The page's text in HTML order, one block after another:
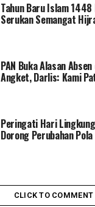
Tahun Baru Islam
Serukan Semangat
PAN Buka Alasan
Angket, Darlis: Kami
Peringati Hari
Dorong Perubahan
CLICK TO COMMENT